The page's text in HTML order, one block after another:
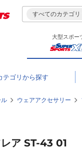
すべてのカテゴリ
大型スポー
テゴリ
ウェアアクセサリー
ア ST-43 01